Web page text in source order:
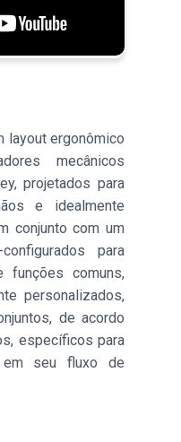
layout ergonômico
mecânicos
projetados para
e idealmente
conjunto com um
para
funções comuns,
personalizados,
de acordo
específicos para
em seu fluxo de